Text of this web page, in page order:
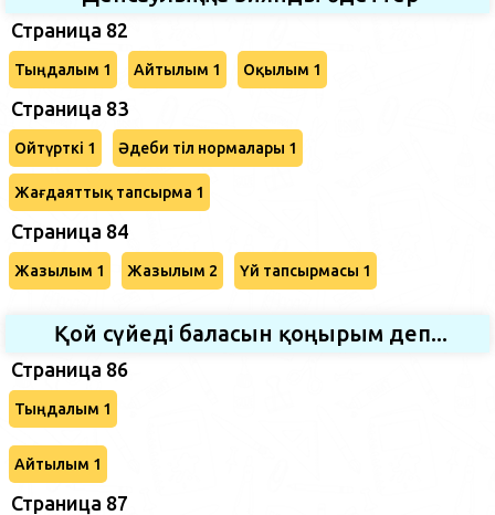
Страница 82
Тыңдалым 1 Айтылым 1 Оқылым 1
Страница 83
Ойтүрткі 1 Әдеби тіл нормалары 1
Жағдаяттық тапсырма 1
Страница 84
Жазылым 1 Жазылым 2 Үй тапсырмасы 1
Қой сүйеді баласын қоңырым деп...
Страница 86
Тыңдалым 1
Айтылым 1
Страница 87